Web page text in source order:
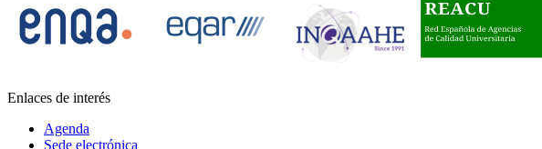
Enlaces de interés
Agenda
Sede electrónica